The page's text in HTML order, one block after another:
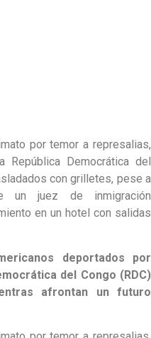
por temor a represalias,
República Democrática del
con grilletes, pese a
un juez de inmigración
en un hotel con salidas
deportados por
del Congo (RDC)
afrontan un futuro